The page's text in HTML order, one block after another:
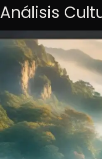
Análisis